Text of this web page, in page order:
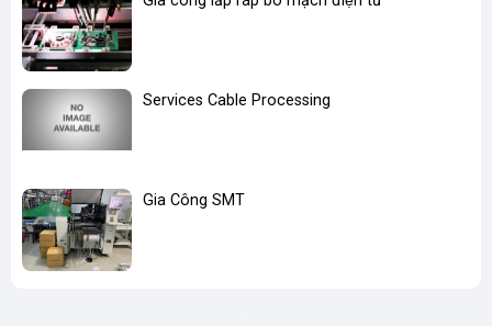
Services Cable Processing
Gia Công SMT